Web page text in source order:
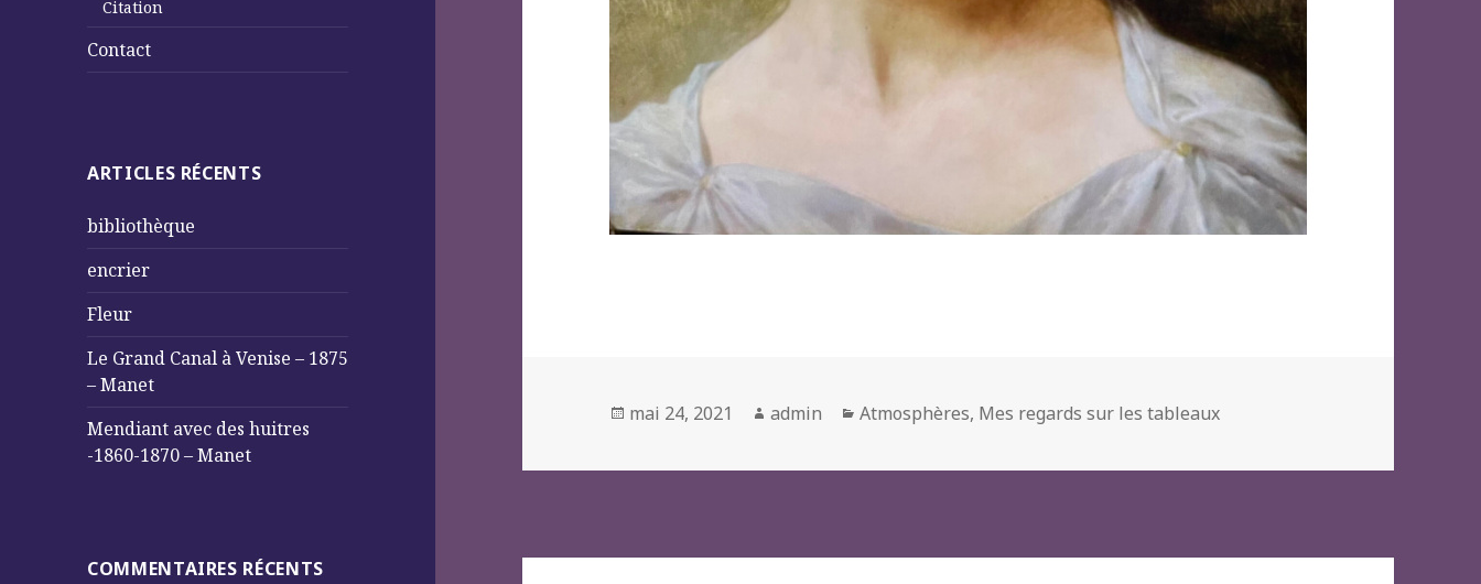
Citation
Contact
ARTICLES RÉCENTS
bibliothèque
encrier
Fleur
Le Grand Canal à Venise – 1875
– Manet
Mendiant avec des huitres
-1860-1870 – Manet
COMMENTAIRES RÉCENTS
Posted
mai 24, 2021 Author
admin Categories
Atmosphères, Mes regards sur les tableaux